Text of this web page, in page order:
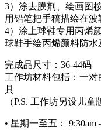
3）涂去膜剂、绘画图
用铅笔把手稿描绘在波
4）涂上球鞋专用丙烯
球鞋手绘丙烯颜料防水
完成品尺寸：36-44码
工作坊材料包括：一
具
（P.S. 工作坊另设儿童
• 星期一至五： 9:30am